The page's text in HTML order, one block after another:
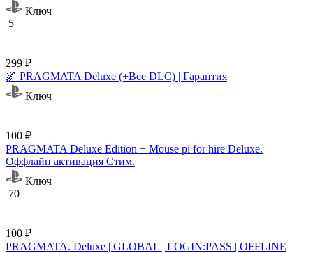
Ключ
5
299 ₽
🌌 PRAGMATA Deluxe (+Все DLC) | Гарантия
Ключ
100 ₽
PRAGMATA Deluxe Edition + Mouse pi for hire Deluxe.
Оффлайн активация Cтим.
Ключ
70
100 ₽
PRAGMATA. Deluxe | GLOBAL | LOGIN:PASS | OFFLINE